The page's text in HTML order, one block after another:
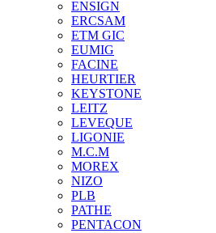
ENSIGN
ERCSAM
ETM GIC
EUMIG
FACINE
HEURTIER
KEYSTONE
LEITZ
LEVEQUE
LIGONIE
M.C.M
MOREX
NIZO
PLB
PATHE
PENTACON